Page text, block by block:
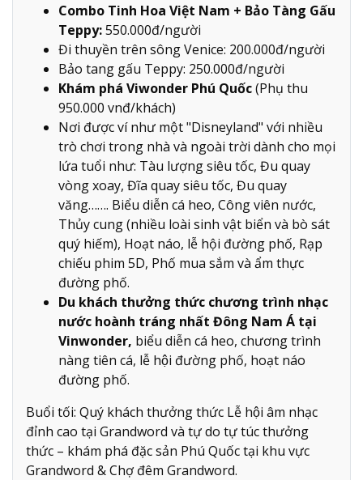
Combo Tinh Hoa Việt Nam + Bảo Tàng Gấu
Teppy:550.000đ/người
Đi thuyền trên sông Venice: 200.000đ/người
Bảo tang gấu Teppy: 250.000đ/người
Khám phá Viwonder Phú Quốc(Phụ thu
950.000 vnđ/khách)
Nơi được ví như một "Disneyland" với nhiều
trò chơi trong nhà và ngoài trời dành cho mọi
lứa tuổi như: Tàu lượng siêu tốc, Đu quay
vòng xoay, Đĩa quay siêu tốc, Đu quay
văng……. Biểu diễn cá heo, Công viên nước,
Thủy cung (nhiều loài sinh vật biển và bò sát
quý hiếm), Hoạt náo, lễ hội đường phố, Rạp
chiếu phim 5D, Phố mua sắm và ẩm thực
đường phố.
Du khách thưởng thức chương trình nhạc
nước hoành tráng nhất Đông Nam Á tại
Vinwonder, biểu diễn cá heo, chương trình
nàng tiên cá, lễ hội đường phố, hoạt náo
đường phố.
Buổi tối: Quý khách thưởng thức Lễ hội âm nhạc
đỉnh cao tại Grandword và tự do tự túc thưởng
thức – khám phá đặc sản Phú Quốc tại khu vực
Grandword & Chợ đêm Grandword.